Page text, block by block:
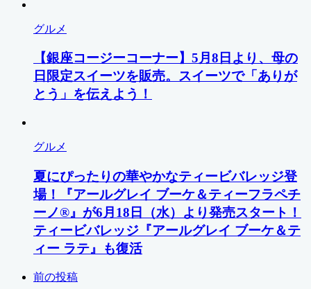
グルメ
【銀座コージーコーナー】5月8日より、母の
日限定スイーツを販売。スイーツで「ありが
とう」を伝えよう！
グルメ
夏にぴったりの華やかなティービバレッジ登
場！『アールグレイ ブーケ＆ティーフラペチ
ーノ®︎』が6月18日（水）より発売スタート！
ティービバレッジ『アールグレイ ブーケ＆テ
ィー ラテ』も復活
前の投稿